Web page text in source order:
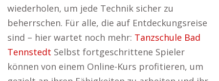
wiederholen, um jede Technik sicher zu
beherrschen. Für alle, die auf Entdeckungsreise
sind – hier wartet noch mehr: Tanzschule Bad
Tennstedt Selbst fortgeschrittene Spieler
können von einem Online-Kurs profitieren, um